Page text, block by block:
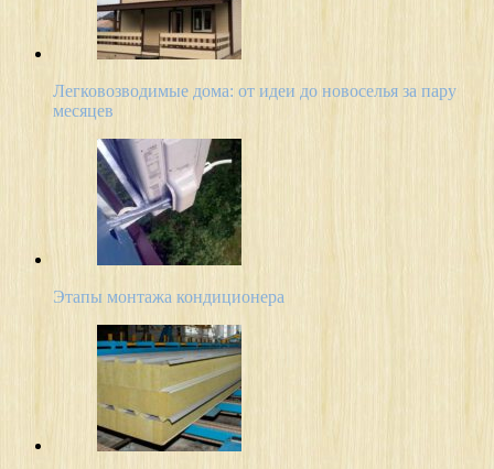
Легковозводимые дома: от идеи до новоселья за пару
месяцев
Этапы монтажа кондиционера